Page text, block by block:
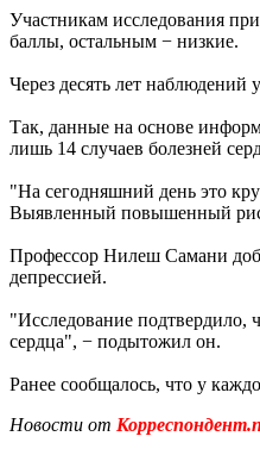
Участникам исследования
баллы, остальным − низкие.
Через десять лет
Так, данные на основе
лишь 14 случаев болезней
"На сегодняшний день это
Выявленный повышенный
Профессор Нилеш Самани
депрессией.
"Исследование подтвердило,
сердца", − подытожил он.
Ранее сообщалось, что у
Новости от